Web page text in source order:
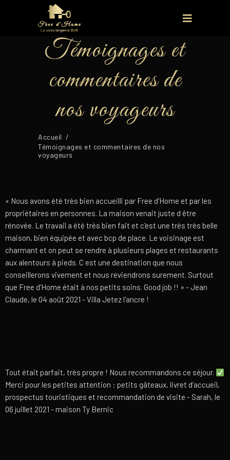
Témoignages et
commentaires de
nos voyageurs
Accueil /
Témoignages et commentaires de nos
voyageurs
« Nous avons été très bien accueilli par Free d'Home et par les
propriétaires en personnes. La maison venait juste d être
rénovée. Le travail a été très bien fait et c'est une très très belle
maison, bien équipée et avec bcp de place. Le voisinage est
charmant et on peut se rendre à plusieurs plages et restaurants
aux alentours à pieds. C est une destination que nous
conseillerons vivement et nous reviendrons surement. Surtout
que Free d'Home était à nos petits soins. Good job !! » - Jean
Claude, le 04 août 2021 - Villa Jetez l'ancre !
Tout était parfait, très propre ! Nous recommandons ce séjour.
Merci pour les petites attention : petits gâteaux, livret d’accueil,
prospectus touristiques et recommandation de visite - Sarah, le
06 juillet 2021 - maison Ty Bernic